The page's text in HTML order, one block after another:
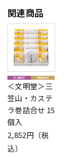
関連商品
＜文明堂＞三
笠山・カステ
ラ巻詰合せ 15
個入
2,852円（税
込）